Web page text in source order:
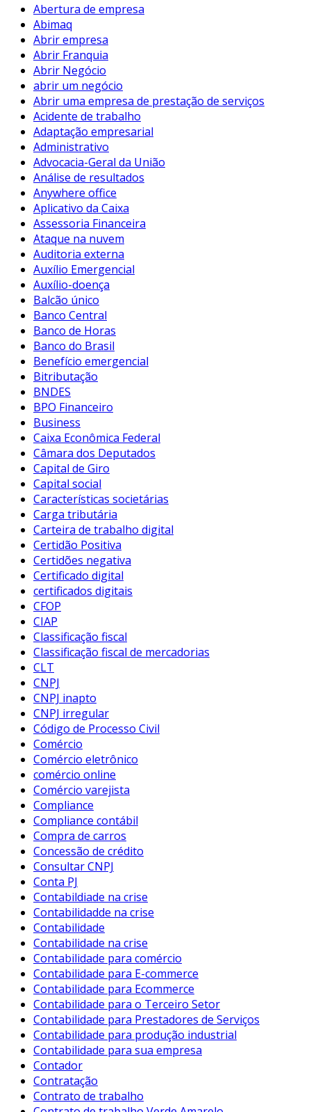
Abertura de empresa
Abimaq
Abrir empresa
Abrir Franquia
Abrir Negócio
abrir um negócio
Abrir uma empresa de prestação de serviços
Acidente de trabalho
Adaptação empresarial
Administrativo
Advocacia-Geral da União
Análise de resultados
Anywhere office
Aplicativo da Caixa
Assessoria Financeira
Ataque na nuvem
Auditoria externa
Auxílio Emergencial
Auxílio-doença
Balcão único
Banco Central
Banco de Horas
Banco do Brasil
Benefício emergencial
Bitributação
BNDES
BPO Financeiro
Business
Caixa Econômica Federal
Câmara dos Deputados
Capital de Giro
Capital social
Características societárias
Carga tributária
Carteira de trabalho digital
Certidão Positiva
Certidões negativa
Certificado digital
certificados digitais
CFOP
CIAP
Classificação fiscal
Classificação fiscal de mercadorias
CLT
CNPJ
CNPJ inapto
CNPJ irregular
Código de Processo Civil
Comércio
Comércio eletrônico
comércio online
Comércio varejista
Compliance
Compliance contábil
Compra de carros
Concessão de crédito
Consultar CNPJ
Conta PJ
Contabildiade na crise
Contabilidadde na crise
Contabilidade
Contabilidade na crise
Contabilidade para comércio
Contabilidade para E-commerce
Contabilidade para Ecommerce
Contabilidade para o Terceiro Setor
Contabilidade para Prestadores de Serviços
Contabilidade para produção industrial
Contabilidade para sua empresa
Contador
Contratação
Contrato de trabalho